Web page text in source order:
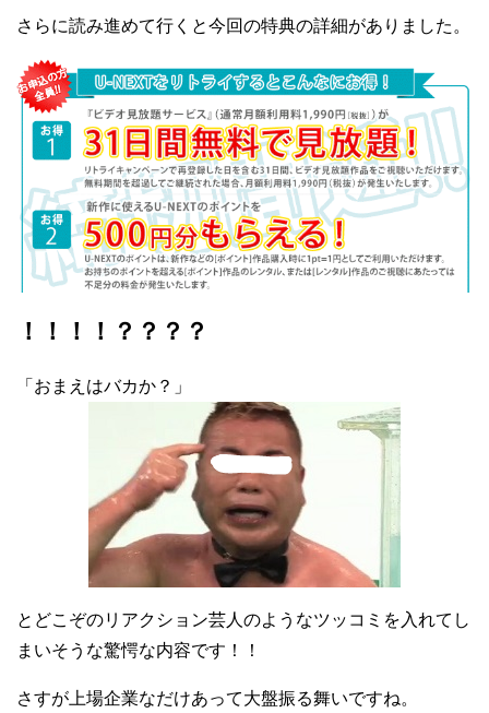
さらに読み進めて行くと今回の特典の詳細がありました。
！！！！？？？？
「おまえはバカか？」
とどこぞのリアクション芸人のようなツッコミを入れてし
まいそうな驚愕な内容です！！
さすが上場企業なだけあって大盤振る舞いですね。